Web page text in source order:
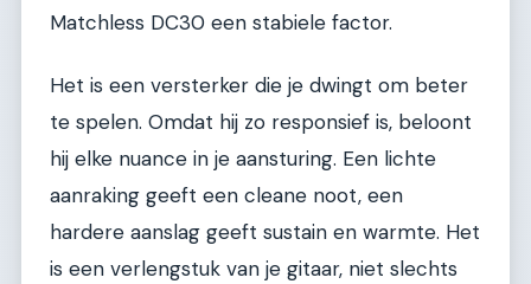
Matchless DC30 een stabiele factor.
Het is een versterker die je dwingt om beter
te spelen. Omdat hij zo responsief is, beloont
hij elke nuance in je aansturing. Een lichte
aanraking geeft een cleane noot, een
hardere aanslag geeft sustain en warmte. Het
is een verlengstuk van je gitaar, niet slechts